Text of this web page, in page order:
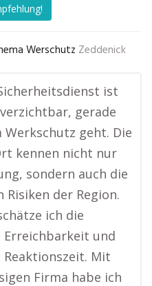
Werschutz Zeddenick
ist
gerade
Werkschutz geht. Die
kennen nicht nur
sondern auch die
Risiken der Region.
ich die
Erreichbarkeit und
Reaktionszeit. Mit
Firma habe ich